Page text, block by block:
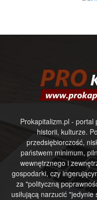
Prokapitalizm.pl - portal
historii, kulturze.
przedsiębiorczość,
państwem minimum,
wewnętrznego i
gospodarki, czy
za "polityczną
usiłującą narzucić